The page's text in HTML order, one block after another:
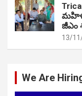
జీఎం
13/
We Are